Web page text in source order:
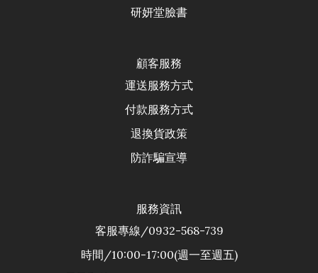
研妍堂臉書
顧客服務
運送服務方式
付款服務方式
退換貨政策
防詐騙宣導
服務資訊
客服專線/0932-568-739
時間/10:00-17:00(週一至週五)